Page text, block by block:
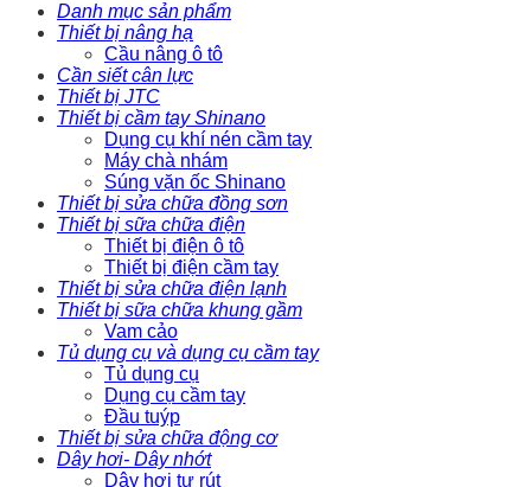
Danh mục sản phẩm
Thiết bị nâng hạ
Cầu nâng ô tô
Cần siết cân lực
Thiết bị JTC
Thiết bị cầm tay Shinano
Dụng cụ khí nén cầm tay
Máy chà nhám
Súng vặn ốc Shinano
Thiết bị sửa chữa đồng sơn
Thiết bị sữa chữa điện
Thiết bị điện ô tô
Thiết bị điện cầm tay
Thiết bị sửa chữa điện lạnh
Thiết bị sữa chữa khung gầm
Vam cảo
Tủ dụng cụ và dụng cụ cầm tay
Tủ dụng cụ
Dụng cụ cầm tay
Đầu tuýp
Thiết bị sửa chữa động cơ
Dây hơi- Dây nhớt
Dây hơi tự rút